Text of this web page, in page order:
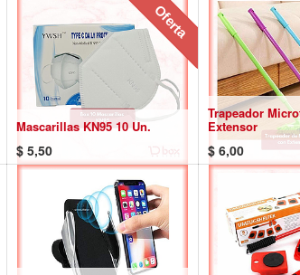
Oferta
Mascarillas KN95 10 Un.
$ 5,50
Trapeador
Extensor
$ 6,00